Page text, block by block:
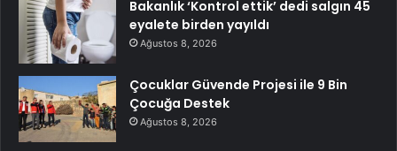
Bakanlık ‘Kontrol ettik’ dedi salgın 45
eyalete birden yayıldı
Ağustos 8, 2026
Çocuklar Güvende Projesi ile 9 Bin
Çocuğa Destek
Ağustos 8, 2026